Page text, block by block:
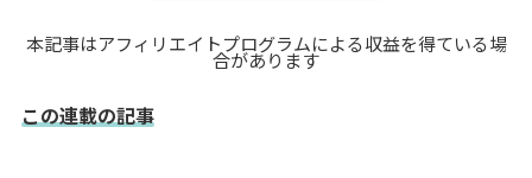
本記事はアフィリエイトプログラムによる収益を得ている場
合があります
この連載の記事